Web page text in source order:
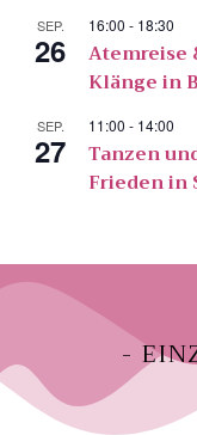
SEP.
26
16:00 - 18:30
Atemreise
Klänge in
SEP.
27
11:00 - 14:00
Tanzen
Frieden in
-